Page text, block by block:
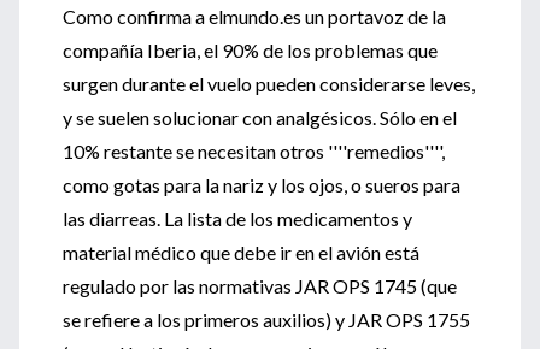
Como confirma a elmundo.es un portavoz de la
compañía Iberia, el 90% de los problemas que
surgen durante el vuelo pueden considerarse leves,
y se suelen solucionar con analgésicos. Sólo en el
10% restante se necesitan otros ''''remedios'''',
como gotas para la nariz y los ojos, o sueros para
las diarreas. La lista de los medicamentos y
material médico que debe ir en el avión está
regulado por las normativas JAR OPS 1745 (que
se refiere a los primeros auxilios) y JAR OPS 1755